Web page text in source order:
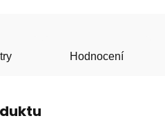
Hodnocení